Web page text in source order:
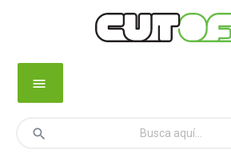
menu
search